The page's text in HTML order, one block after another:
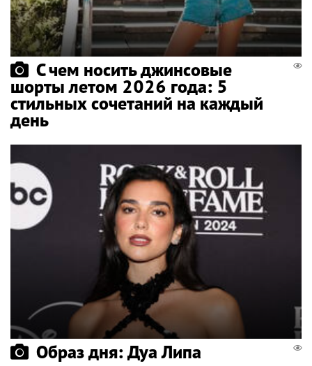
С чем носить джинсовые
шорты летом 2026 года: 5
стильных сочетаний на каждый
день
Образ дня: Дуа Липа